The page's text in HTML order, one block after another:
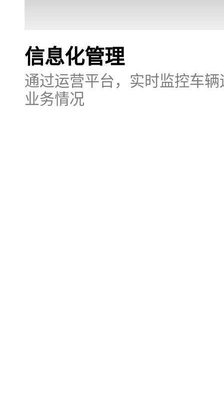
信息化管理
通过运营平台，实时监控车
业务情况